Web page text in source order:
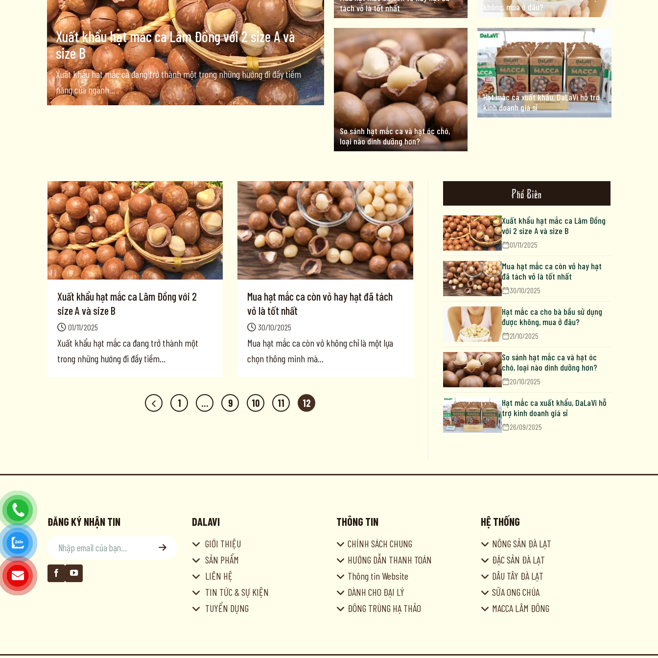
Xuất khẩu hạt mắc ca Lâm Đồng với 2 size A và
size B
Xuất khẩu hạt mắc ca đang trở thành một trong những hướng đi đầy tiềm
năng của ngành...
tách vỏ là tốt nhất
không, mua ở đâu?
So sánh hạt mắc ca và hạt óc chó,
loại nào dinh dưỡng hơn?
Hạt mắc ca xuất khẩu, DaLaVi hỗ trợ
kinh doanh giá sỉ
Xuất khẩu hạt mắc ca Lâm Đồng với 2
size A và size B
01/11/2025
Xuất khẩu hạt mắc ca đang trở thành một
trong những hướng đi đầy tiềm...
Mua hạt mắc ca còn vỏ hay hạt đã tách
vỏ là tốt nhất
30/10/2025
Mua hạt mắc ca còn vỏ không chỉ là một lựa
chọn thông minh mà...
1 … 9 10 11 12
Phổ Biến
Xuất khẩu hạt mắc ca Lâm Đồng
với 2 size A và size B
01/11/2025
Mua hạt mắc ca còn vỏ hay hạt
đã tách vỏ là tốt nhất
30/10/2025
Hạt mắc ca cho bà bầu sử dụng
được không, mua ở đâu?
21/10/2025
So sánh hạt mắc ca và hạt óc
chó, loại nào dinh dưỡng hơn?
20/10/2025
Hạt mắc ca xuất khẩu, DaLaVi hỗ
trợ kinh doanh giá sỉ
26/09/2025
ĐĂNG KÝ NHẬN TIN DALAVI
GIỚI THIỆU
SẢN PHẨM
LIÊN HỆ
TIN TỨC & SỰ KIỆN
TUYỂN DỤNG
THÔNG TIN
CHÍNH SÁCH CHUNG
HƯỚNG DẪN THANH TOÁN
Thông tin Website
DÀNH CHO ĐẠI LÝ
ĐÔNG TRÙNG HẠ THẢO
HỆ THỐNG
NÔNG SẢN ĐÀ LẠT
ĐẶC SẢN ĐÀ LẠT
DÂU TÂY ĐÀ LẠT
SỮA ONG CHÚA
MACCA LÂM ĐÔNG